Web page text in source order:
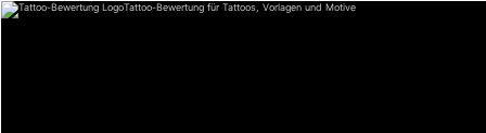
Tattoo-Bewertung für Tattoos, Vorlagen und Motive